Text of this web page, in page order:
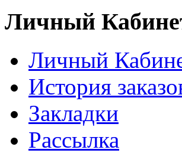
Личный
Личный
История
Закладки
Рассылка